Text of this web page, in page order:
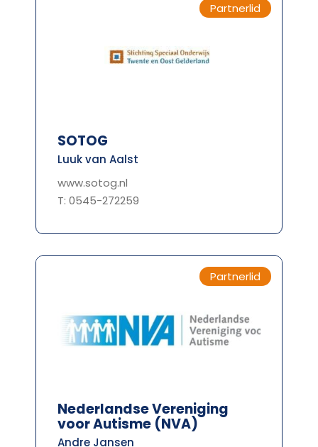
Partnerlid
SOTOG
Luuk van Aalst
www.sotog.nl
T: 0545-272259
Partnerlid
Nederlandse Vereniging
voor Autisme (NVA)
Andre Jansen